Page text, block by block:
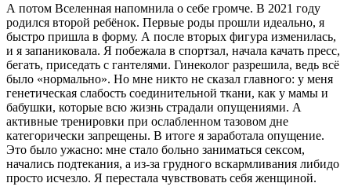
А потом Вселенная напомнила о себе громче. В 2021 году
родился второй ребёнок. Первые роды прошли идеально, я
быстро пришла в форму. А после вторых фигура изменилась,
и я запаниковала. Я побежала в спортзал, начала качать пресс,
бегать, приседать с гантелями. Гинеколог разрешила, ведь всё
было «нормально». Но мне никто не сказал главного: у меня
генетическая слабость соединительной ткани, как у мамы и
бабушки, которые всю жизнь страдали опущениями. А
активные тренировки при ослабленном тазовом дне
категорически запрещены. В итоге я заработала опущение.
Это было ужасно: мне стало больно заниматься сексом,
начались подтекания, а из‑за грудного вскармливания либидо
просто исчезло. Я перестала чувствовать себя женщиной.